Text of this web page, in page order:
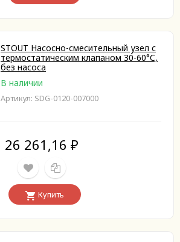
STOUT Насосно-смесительный узел с
термостатическим клапаном 30-60°C,
без насоса
В наличии
Артикул: SDG-0120-007000
26 261,16 ₽
Купить